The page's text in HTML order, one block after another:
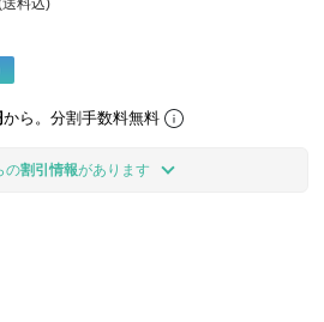
送料込)
から。分割手数料無料
の割引情報があります